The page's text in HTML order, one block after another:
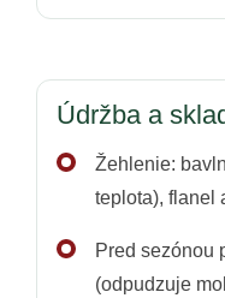
Údržba a
Žehlenie:
teplota), flanel
Pred sezónou
(odpudzuje